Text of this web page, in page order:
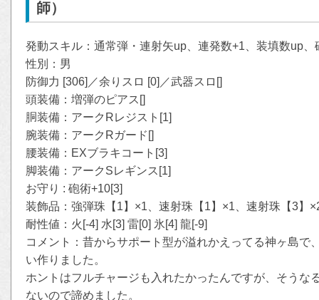
師）
発動スキル：通常弾・連射矢up、連発数+1、装填数up、
性別：男
防御力 [306]／余りスロ [0]／武器スロ[]
頭装備：増弾のピアス[]
胴装備：アークRレジスト[1]
腕装備：アークRガード[]
腰装備：EXブラキコート[3]
脚装備：アークSレギンス[1]
お守り : 砲術+10[3]
装飾品：強弾珠【1】×1、速射珠【1】×1、速射珠【3】
耐性値：火[-4] 水[3] 雷[0] 氷[4] 龍[-9]
コメント：昔からサポート型が溢れかえってる神ヶ島で
い作りました。
ホントはフルチャージも入れたかったんですが、そうな
ないので諦めました。